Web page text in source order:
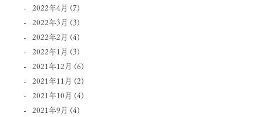
2022年4月 (7)
2022年3月 (3)
2022年2月 (4)
2022年1月 (3)
2021年12月 (6)
2021年11月 (2)
2021年10月 (4)
2021年9月 (4)